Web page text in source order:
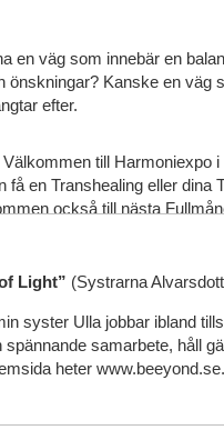
en väg som innebär en
önskningar? Kanske en väg
efter.
Välkommen till Harmoniexpo
få en Transhealing eller
också till nästa
Light” (Systrarna
syster Ulla jobbar ibland
spännande samarbete, håll
heter www.beeyond.se.